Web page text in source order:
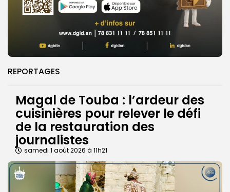
REPORTAGES
Magal de Touba : l’ardeur des
cuisinières pour relever le défi
de la restauration des
journalistes
samedi 1 août 2026 à 11h21